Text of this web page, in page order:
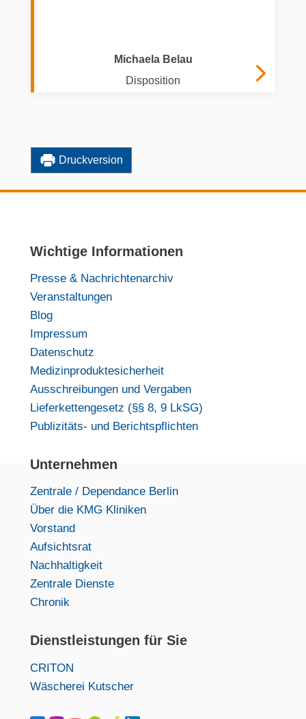
Michaela Belau
Disposition
Druckversion
Wichtige Informationen
Presse & Nachrichtenarchiv
Veranstaltungen
Blog
Impressum
Datenschutz
Medizinproduktesicherheit
Ausschreibungen und Vergaben
Lieferkettengesetz (§§ 8, 9 LkSG)
Publizitäts- und Berichtspflichten
Unternehmen
Zentrale / Dependance Berlin
Über die KMG Kliniken
Vorstand
Aufsichtsrat
Nachhaltigkeit
Zentrale Dienste
Chronik
Dienstleistungen für Sie
CRITON
Wäscherei Kutscher